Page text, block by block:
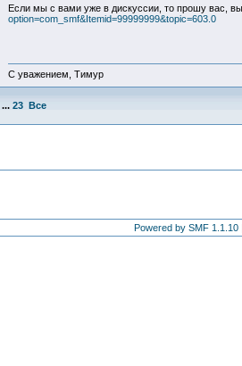
Если мы с вами уже в дискуссии, то прошу вас,
option=com_smf&Itemid=99999999&topic=603.0
С уважением, Тимур
... 23 Все
Powered by SMF 1.1.10